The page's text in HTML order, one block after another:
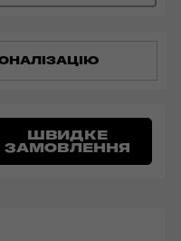
ШВИДКЕ
ЗАМОВЛЕННЯ